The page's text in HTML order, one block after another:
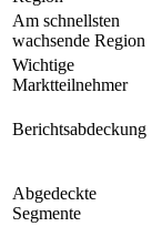
Am schnellsten
wachsende Region
Wichtige
Marktteilnehmer
Berichtsabdeckung
Abgedeckte
Segmente